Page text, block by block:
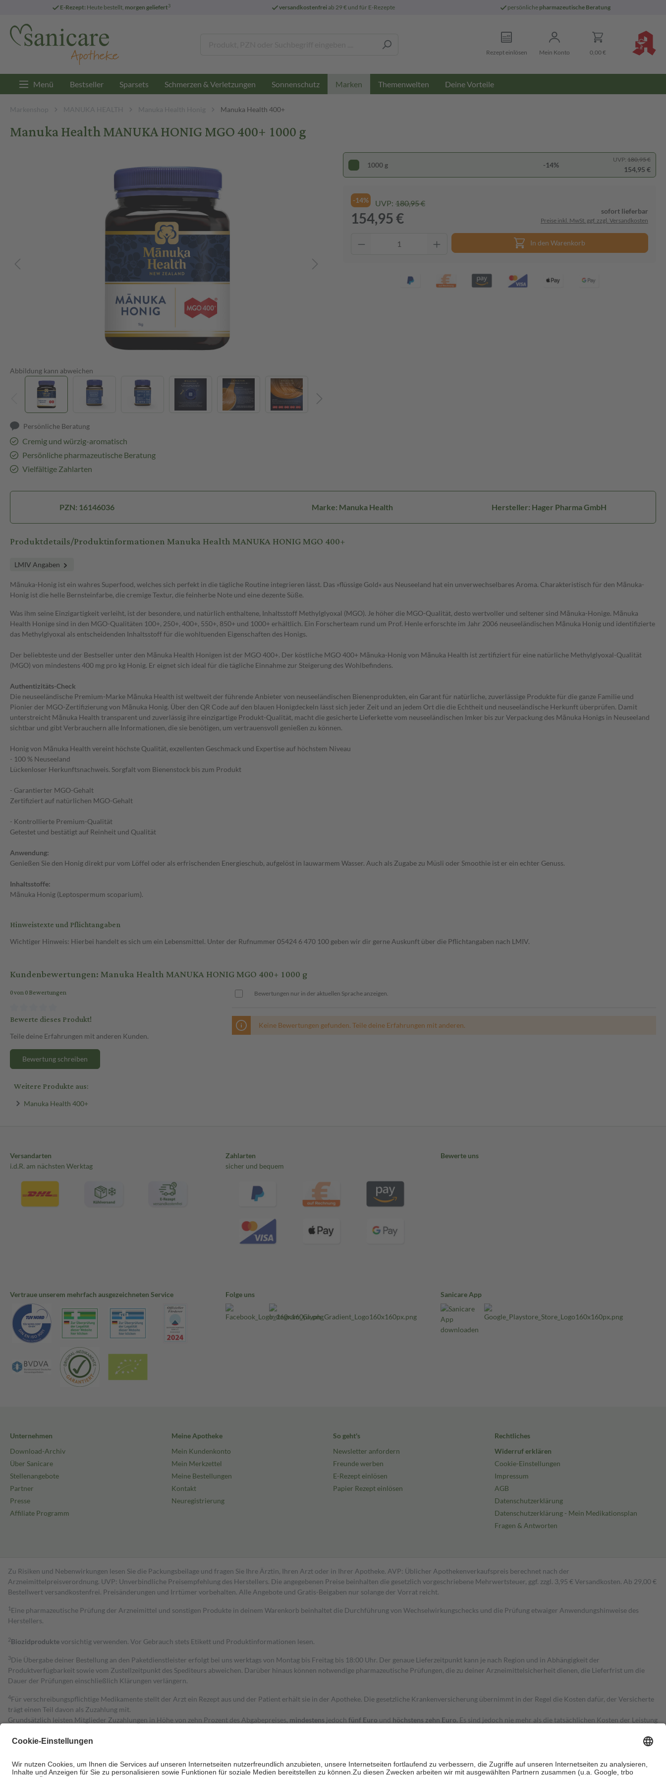
E-Rezept: Heute bestellt, morgen geliefert3 versandkostenfreiab 29 € und für E-Rezepte persönliche pharmazeutische Beratung
Rezept einlösen Mein Konto 0,00 €
Menü Bestseller Sparsets Schmerzen & Verletzungen Sonnenschutz Marken Themenwelten Deine Vorteile
Markenshop MANUKA HEALTH Manuka Health Honig Manuka Health 400+
Manuka Health MANUKA HONIG MGO 400+ 1000 g
Abbildung kann abweichen
Persönliche Beratung
Cremig und würzig-aromatisch
Persönliche pharmazeutische Beratung
Vielfältige Zahlarten
1000 g -14%
UVP: 180,95 €
154,95 €
-14% UVP: 180,95 €
154,95 € sofort lieferbar
Preise inkl. MwSt. ggf. zzgl. Versandkosten
In den Warenkorb
PZN: 16146036 Marke: Manuka Health Hersteller: Hager Pharma GmbH
Produktdetails/Produktinformationen Manuka Health MANUKA HONIG MGO 400+
LMIV Angaben
Mānuka-Honig ist ein wahres Superfood, welches sich perfekt in die tägliche Routine integrieren lässt. Das »flüssige Gold« aus Neuseeland hat ein unverwechselbares Aroma. Charakteristisch für den Mānuka-
Honig ist die helle Bernsteinfarbe, die cremige Textur, die feinherbe Note und eine dezente Süße.
Was ihm seine Einzigartigkeit verleiht, ist der besondere, und natürlich enthaltene, Inhaltsstoff Methylglyoxal (MGO). Je höher die MGO-Qualität, desto wertvoller und seltener sind Mānuka-Honige. Mānuka
Health Honige sind in den MGO-Qualitäten 100+, 250+, 400+, 550+, 850+ und 1000+ erhältlich. Ein Forscherteam rund um Prof. Henle erforschte im Jahr 2006 neuseeländischen Mānuka Honig und identifizierte
das Methylglyoxal als entscheidenden Inhaltsstoff für die wohltuenden Eigenschaften des Honigs.
Der beliebteste und der Bestseller unter den Mānuka Health Honigen ist der MGO 400+. Der köstliche MGO 400+ Mānuka-Honig von Mānuka Health ist zertifiziert für eine natürliche Methylglyoxal-Qualität
(MGO) von mindestens 400 mg pro kg Honig. Er eignet sich ideal für die tägliche Einnahme zur Steigerung des Wohlbefindens.
Authentizitäts-Check
Die neuseeländische Premium-Marke Mānuka Health ist weltweit der führende Anbieter von neuseeländischen Bienenprodukten, ein Garant für natürliche, zuverlässige Produkte für die ganze Familie und
Pionier der MGO-Zertifizierung von Mānuka Honig. Über den QR Code auf den blauen Honigdeckeln lässt sich jeder Zeit und an jedem Ort die die Echtheit und neuseeländische Herkunft überprüfen. Damit
unterstreicht Mānuka Health transparent und zuverlässig ihre einzigartige Produkt-Qualität, macht die gesicherte Lieferkette vom neuseeländischen Imker bis zur Verpackung des Mānuka Honigs in Neuseeland
sichtbar und gibt Verbrauchern alle Informationen, die sie benötigen, um vertrauensvoll genießen zu können.
Honig von Mānuka Health vereint höchste Qualität, exzellenten Geschmack und Expertise auf höchstem Niveau
- 100 % Neuseeland
Lückenloser Herkunftsnachweis. Sorgfalt vom Bienenstock bis zum Produkt
- Garantierter MGO-Gehalt
Zertifiziert auf natürlichen MGO-Gehalt
- Kontrollierte Premium-Qualität
Getestet und bestätigt auf Reinheit und Qualität
Anwendung:
Genießen Sie den Honig direkt pur vom Löffel oder als erfrischenden Energieschub, aufgelöst in lauwarmem Wasser. Auch als Zugabe zu Müsli oder Smoothie ist er ein echter Genuss.
Inhaltsstoffe:
Mānuka Honig (Leptospermum scoparium).
Hinweistexte und Pflichtangaben
Wichtiger Hinweis: Hierbei handelt es sich um ein Lebensmittel. Unter der Rufnummer 05424 6 470 100 geben wir dir gerne Auskunft über die Pflichtangaben nach LMIV.
Kundenbewertungen: Manuka Health MANUKA HONIG MGO 400+ 1000 g
0 von 0 Bewertungen
Bewerte dieses Produkt!
Teile deine Erfahrungen mit anderen Kunden.
Bewertung schreiben
Bewertungen nur in der aktuellen Sprache anzeigen.
Keine Bewertungen gefunden. Teile deine Erfahrungen mit anderen.
Weitere Produkte aus:
Manuka Health 400+
Versandarten
i.d.R. am nächsten Werktag
Zahlarten
sicher und bequem
Bewerte uns
Vertraue unserem mehrfach ausgezeichneten Service Folge uns Sanicare App
Unternehmen
Download-Archiv
Über Sanicare
Stellenangebote
Partner
Presse
Affiliate Programm
Meine Apotheke
Mein Kundenkonto
Mein Merkzettel
Meine Bestellungen
Kontakt
Neuregistrierung
So geht's
Newsletter anfordern
Freunde werben
E-Rezept einlösen
Papier Rezept einlösen
Rechtliches
Widerruf erklären
Cookie-Einstellungen
Impressum
AGB
Datenschutzerklärung
Datenschutzerklärung - Mein Medikationsplan
Fragen & Antworten
Zu Risiken und Nebenwirkungen lesen Sie die Packungsbeilage und fragen Sie Ihre Ärztin, Ihren Arzt oder in Ihrer Apotheke. AVP: Üblicher Apothekenverkaufspreis berechnet nach der
Arzneimittelpreisverordnung. UVP: Unverbindliche Preisempfehlung des Herstellers. Die angegebenen Preise beinhalten die gesetzlich vorgeschriebene Mehrwertsteuer, ggf. zzgl. 3,95 € Versandkosten. Ab 29,00 €
Bestell­wert versand­kosten­frei. Preisänderungen und Irrtümer vorbehalten. Alle Angebote und Gratis-Beigaben nur solange der Vorrat reicht.
1 Eine pharmazeutische Prüfung der Arzneimittel und sonstigen Produkte in deinem Warenkorb beinhaltet die Durchführung von Wechselwirkungschecks und die Prüfung etwaiger Anwendungshinweise des
Herstellers.
2Biozidproduktevorsichtig verwenden. Vor Gebrauch stets Etikett und Produktinformationen lesen.
3Die Übergabe deiner Bestellung an den Paketdienstleister erfolgt bei uns werktags von Montag bis Freitag bis 18:00 Uhr. Der genaue Lieferzeitpunkt kann je nach Region und in Abhängigkeit der
Produktverfügbarkeit sowie vom Zustellzeitpunkt des Spediteurs abweichen. Darüber hinaus können notwendige pharmazeutische Prüfungen, die zu deiner Arzneimittelsicherheit dienen, die Lieferfrist um die
Dauer der Prüfungen einschließlich Klärungen verlängern.
4Für verschreibungspflichtige Medikamente stellt der Arzt ein Rezept aus und der Patient erhält sie in der Apotheke. Die gesetzliche Krankenversicherung übernimmt in der Regel die Kosten dafür, der Versicherte
trägt einen Teil davon als Zuzahlung mit.
Grundsätzlich leisten Mitglieder Zuzahlungen in Höhe von zehn Prozent des Abgabepreises, mindestens jedoch fünf Euro und höchstens zehn Euro. Es sind jedoch nie mehr als die tatsächlichen Kosten der Leistung
Diese Regeln gelten grundsätzlich auch für Online-Apotheken.
Um das Engagement der Versicherten für ihre eigene Gesundheit zu stärken und die besondere Stellung der Familie zu unterstützen, fallenkeine Zuzahlungen an bei:
• Kindern und Jugendlichen bis zum vollendeten 18. Lebensjahr mit Ausnahme der Fahrkosten